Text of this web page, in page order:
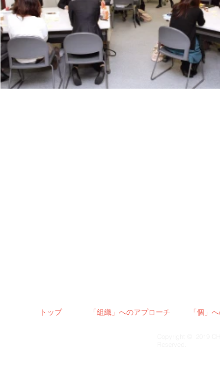
「組織」へのアプローチ
トップ 「個」